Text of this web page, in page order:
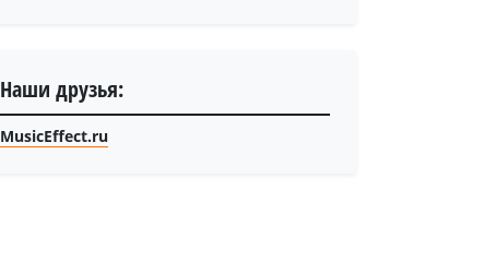
Наши друзья:
MusicEffect.ru